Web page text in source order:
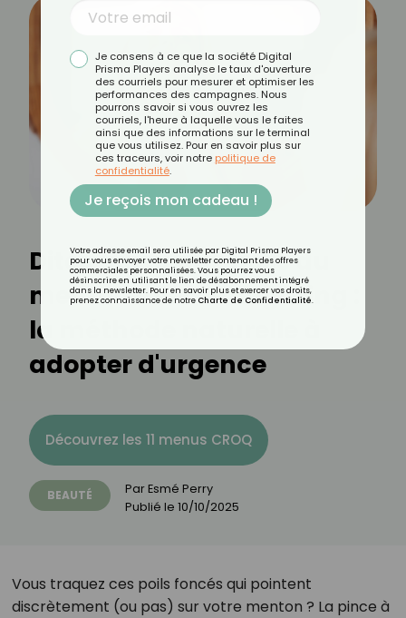
Dites adieu aux poils du
menton avec le sugaring :
la méthode naturelle à
adopter d'urgence
Découvrez les 11 menus CROQ
BEAUTÉ ParEsmé Perry
Publié le 10/10/2025
Vous traquez ces poils foncés qui pointent
discrètement (ou pas) sur votre menton ? La pince à
Je consens à ce que la société Digital
Prisma Players analyse le taux d'ouverture
des courriels pour mesurer et optimiser les
performances des campagnes. Nous
pourrons savoir si vous ouvrez les
courriels, l'heure à laquelle vous le faites
ainsi que des informations sur le terminal
que vous utilisez. Pour en savoir plus sur
ces traceurs, voir notre politique de
confidentialité.
Je reçois mon cadeau !
Votre adresse email sera utilisée par Digital Prisma Players
pour vous envoyer votre newsletter contenant des offres
commerciales personnalisées. Vous pourrez vous
désinscrire en utilisant le lien de désabonnement intégré
dans la newsletter. Pour en savoir plus et exercer vos droits,
prenez connaissance de notre Charte de Confidentialité.